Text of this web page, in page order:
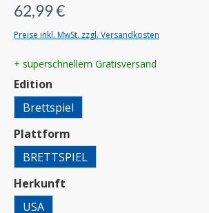
62,99 €
Preise inkl. MwSt. zzgl. Versandkosten
+ superschnellem Gratisversand
Edition
Brettspiel
Plattform
BRETTSPIEL
Herkunft
USA